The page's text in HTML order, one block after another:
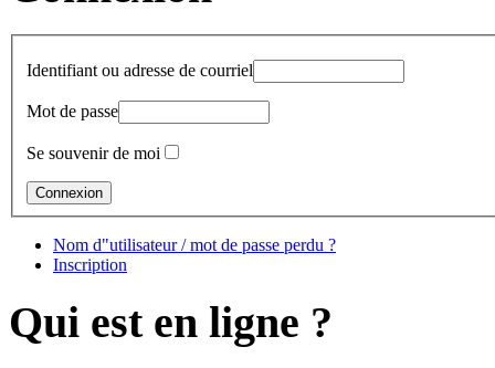
Identifiant ou adresse de courriel
Mot de passe
Se souvenir de moi
Nom d"utilisateur / mot de passe perdu ?
Inscription
Qui est en ligne ?